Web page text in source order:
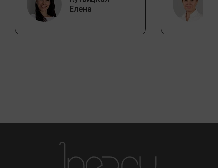
Елена